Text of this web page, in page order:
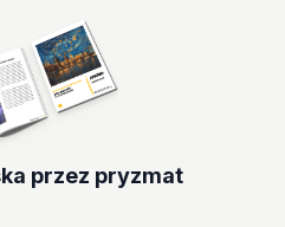
przez pryzmat